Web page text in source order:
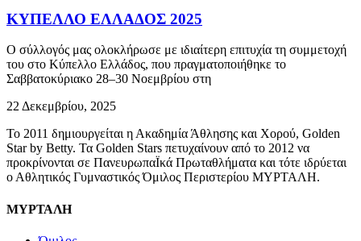
ΚΥΠΕΛΛΟ ΕΛΛΑΔΟΣ 2025
Ο σύλλογός μας ολοκλήρωσε με ιδιαίτερη επιτυχία τη συμμετοχή
του στο Κύπελλο Ελλάδος, που πραγματοποιήθηκε το
Σαββατοκύριακο 28–30 Νοεμβρίου στη
22 Δεκεμβρίου, 2025
Το 2011 δημιουργείται η Ακαδημία Άθλησης και Χορού, Golden
Star by Betty. Τα Golden Stars πετυχαίνουν από το 2012 να
προκρίνονται σε ΠανευρωπαΪκά Πρωταθλήματα και τότε ιδρύεται
ο Αθλητικός Γυμναστικός Όμιλος Περιστερίου ΜΥΡΤΑΛΗ.
ΜΥΡΤΑΛΗ